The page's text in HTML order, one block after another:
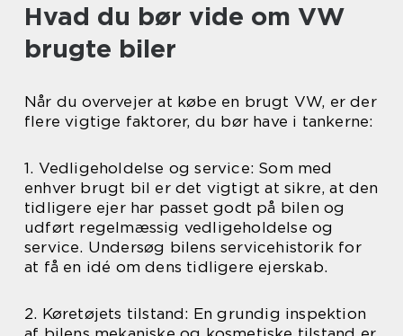
Hvad du bør vide om VW
brugte biler
Når du overvejer at købe en brugt VW, er der
flere vigtige faktorer, du bør have i tankerne:
1. Vedligeholdelse og service: Som med
enhver brugt bil er det vigtigt at sikre, at den
tidligere ejer har passet godt på bilen og
udført regelmæssig vedligeholdelse og
service. Undersøg bilens servicehistorik for
at få en idé om dens tidligere ejerskab.
2. Køretøjets tilstand: En grundig inspektion